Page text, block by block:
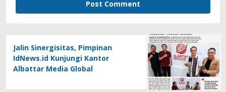
Jalin Sinergisitas, Pimpinan
IdNews.id Kunjungi Kantor
Albattar Media Global